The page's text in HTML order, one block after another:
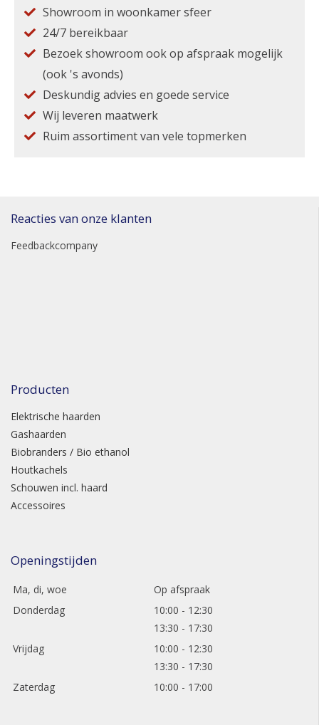
Showroom in woonkamer sfeer
24/7 bereikbaar
Bezoek showroom ook op afspraak mogelijk
(ook 's avonds)
Deskundig advies en goede service
Wij leveren maatwerk
Ruim assortiment van vele topmerken
Reacties van onze klanten
Feedbackcompany
Producten
Elektrische haarden
Gashaarden
Biobranders / Bio ethanol
Houtkachels
Schouwen incl. haard
Accessoires
Openingstijden
Ma, di, woe
Op afspraak
Donderdag
10:00 - 12:30
13:30 - 17:30
Vrijdag
10:00 - 12:30
13:30 - 17:30
Zaterdag
10:00 - 17:00